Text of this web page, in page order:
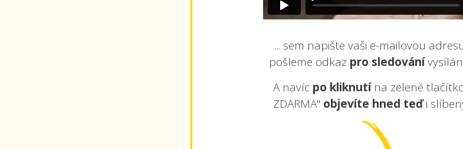
... sem napište vaši e-mailovou
pošleme odkaz pro sledování
A navíc po kliknutína zelené
ZDARMA" objevíte hned teďi